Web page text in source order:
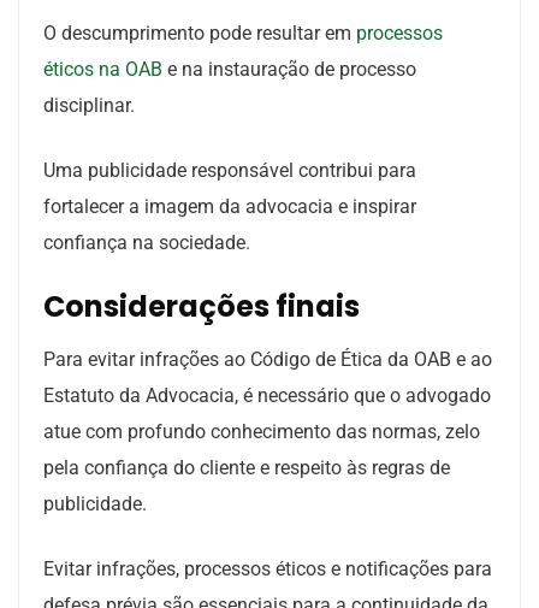
O descumprimento pode resultar em processos
éticos na OAB e na instauração de processo
disciplinar.
Uma publicidade responsável contribui para
fortalecer a imagem da advocacia e inspirar
confiança na sociedade.
Considerações finais
Para evitar infrações ao Código de Ética da OAB e ao
Estatuto da Advocacia, é necessário que o advogado
atue com profundo conhecimento das normas, zelo
pela confiança do cliente e respeito às regras de
publicidade.
Evitar infrações, processos éticos e notificações para